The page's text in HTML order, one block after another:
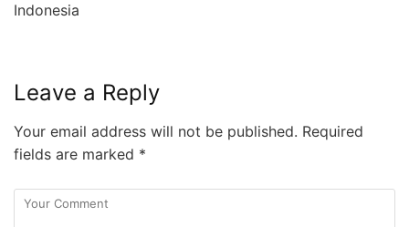
Indonesia
Leave a Reply
Your email address will not be published. Required
fields are marked *